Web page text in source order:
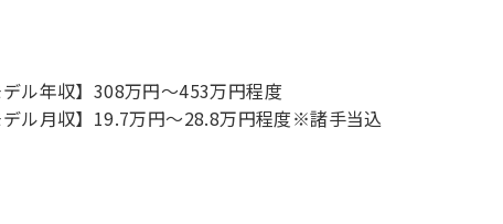
デル年収】308万円〜453万円程度
デル月収】19.7万円〜28.8万円程度※諸手当込